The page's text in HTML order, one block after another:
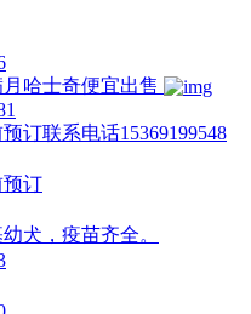
哈士奇便宜出售
订联系电话15369199548
预订
犬，疫苗齐全。